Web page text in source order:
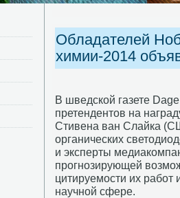
Обладателей
химии-2014
В шведской газетe
претендентов на
Стивена ван Слайка
органических
и эксперты
прогнозирующей
цитируемости их работ
научной сфере.